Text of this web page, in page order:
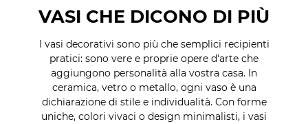
VASI CHE DICONO DI PIÙ
I vasi decorativi sono più che semplici recipienti
pratici: sono vere e proprie opere d'arte che
aggiungono personalità alla vostra casa. In
ceramica, vetro o metallo, ogni vaso è una
dichiarazione di stile e individualità. Con forme
uniche, colori vivaci o design minimalisti, i vasi